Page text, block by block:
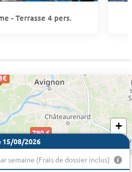
- Terrasse 4 pers.
€
790 €
+
15/08/2026
semaine (Frais de dossier inclus)